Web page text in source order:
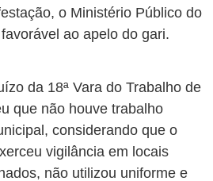
o Ministério Público do
ao apelo do gari.
da 18ª Vara do Trabalho de
que não houve trabalho
considerando que o
vigilância em locais
não utilizou uniforme e